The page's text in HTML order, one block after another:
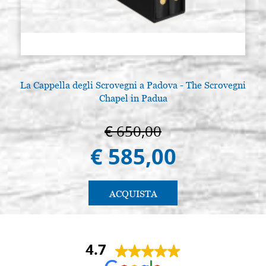
ACQUISTA
Tavola per icona in tiglio, 25x30
pittura a laghetto)
Giacenza: 10 - COD.
25X30MEUDON
€ 29,60 ACQUISTA
Tavola per icona in tiglio, liscia,
gesso MEUDON (per pittura a
laghetto), 30x40 cm
Giacenza: 0 - COD.
30X40MEUDON
ACQUISTA
La Cappella degli Scrovegni a Padova - The Scrovegni
Chapel in Padua
€ 650,00
€ 585,00
ACQUISTA
4.7